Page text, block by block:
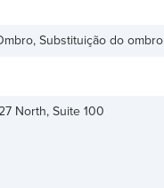
Substituição do ombro
North, Suite 100